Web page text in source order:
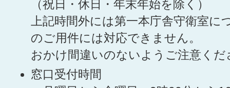
（祝日・休日・年末年始を除く）
上記時間外には第一本庁舎守衛室に
のご用件には対応できません。
おかけ間違いのないようご注意くだ
窓口受付時間